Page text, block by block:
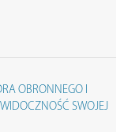
OBRONNEGO I
SWOJEJ